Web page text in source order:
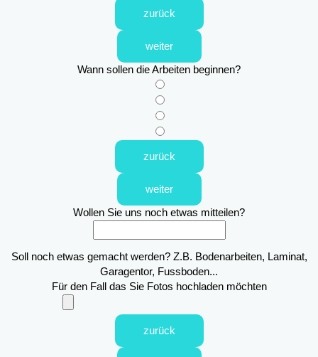
zurück
weiter
Wann sollen die Arbeiten beginnen?
zurück
weiter
Wollen Sie uns noch etwas mitteilen?
Soll noch etwas gemacht werden? Z.B. Bodenarbeiten, Laminat,
Garagentor, Fussboden...
Für den Fall das Sie Fotos hochladen möchten
zurück